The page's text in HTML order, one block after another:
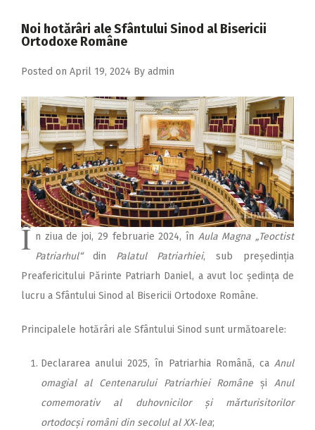
2017
2014
2013
2012
2011
2010
2009
Noi hotărâri ale Sfântului Sinod al Bisericii
Ortodoxe Române
Posted on April 19, 2024 By admin
Î n ziua de joi, 29 februarie 2024, în Aula Magna „Teoctist
Patriarhul“
din Palatul Patriarhiei, sub președinția
Preafericitului Părinte Patriarh Daniel, a avut loc ședința de
lucru a Sfântului Sinod al Bisericii Ortodoxe Române.
Principalele hotărâri ale Sfântului Sinod sunt următoarele:
Declararea anului 2025, în Patriarhia Română, ca Anul
omagial al Centenarului Patriarhiei RomâneșiAnul
comemorativ al duhovnicilor și mărturisitorilor
ortodocși români din secolul al XX‑lea;